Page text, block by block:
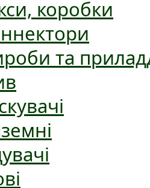
коробки
та